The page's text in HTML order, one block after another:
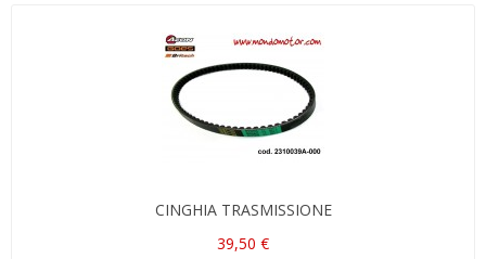
CINGHIA TRASMISSIONE
39,50 €